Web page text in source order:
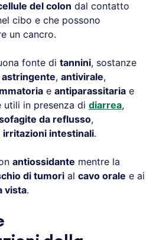
del colon dal contatto
cibo e che possono
un cancro.
fonte di tannini, sostanze
astringente, antivirale,
e antiparassitaria e
utili in presenza di diarrea,
da reflusso,
irritazioni intestinali.
antiossidante mentre la
di tumori al cavo orale e ai
vista.